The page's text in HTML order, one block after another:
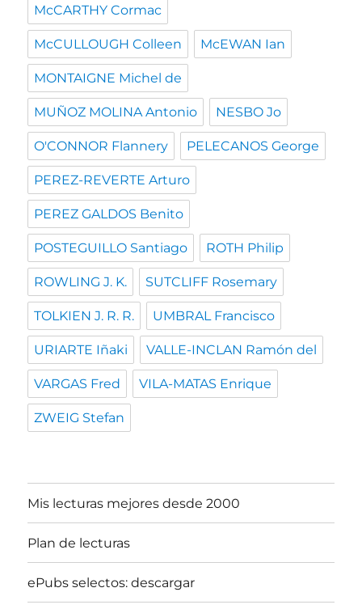
McCARTHY Cormac
McCULLOUGH Colleen McEWAN Ian
MONTAIGNE Michel de
MUÑOZ MOLINA Antonio NESBO Jo
O'CONNOR Flannery PELECANOS George
PEREZ-REVERTE Arturo
PEREZ GALDOS Benito
POSTEGUILLO Santiago ROTH Philip
ROWLING J. K. SUTCLIFF Rosemary
TOLKIEN J. R. R. UMBRAL Francisco
URIARTE Iñaki VALLE-INCLAN Ramón del
VARGAS Fred VILA-MATAS Enrique
ZWEIG Stefan
Mis lecturas mejores desde 2000
Plan de lecturas
ePubs selectos: descargar